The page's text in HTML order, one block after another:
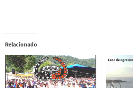
Relacionado